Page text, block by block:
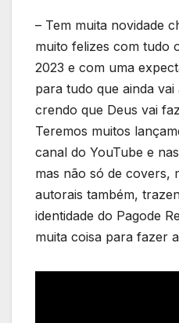
– Tem muita novidade
muito felizes com tudo
2023 e com uma
para tudo que ainda
crendo que Deus vai
Teremos muitos
canal do YouTube e
mas não só de covers,
autorais também,
identidade do Pagode
muita coisa para fazer